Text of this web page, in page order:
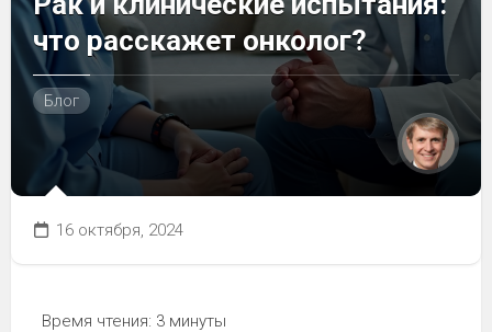
что расскажет онколог?
Блог
16 октября, 2024
Время чтения: 3 минуты